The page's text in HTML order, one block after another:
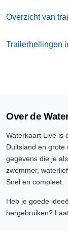
Overzicht van
Trailerhellingen
Over de
Waterkaart Live is
Duitsland en grote
gegevens die je
zwemmer,
Snel en compleet.
Heb je goede
hergebruiken?